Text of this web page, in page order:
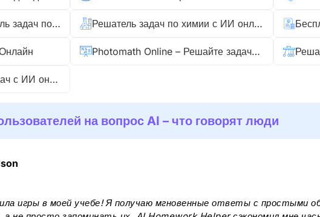
Бесплатный ИИ-решатель задач по биологии онлайн Решатель задач по химии с ИИ онлайн
Photomath Online – Решайте задачи по математике с фото
Решатель текстовых задач с ИИ онлайн бесплатно
на вопрос AI – что говорят люди
игры в моей учебе! Я получаю мгновенные ответы с простыми